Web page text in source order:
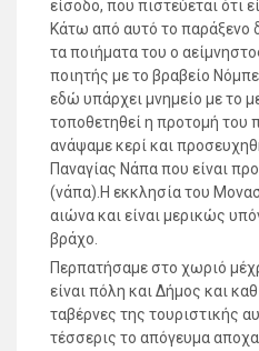
είσοδο, που πιστεύεται ότι
Κάτω από αυτό το παράξενο
τα ποιήματα του ο
ποιητής με το βραβείο
εδώ υπάρχει μνημείο με το
τοποθετηθεί η προτομή
ανάψαμε κερί και
Παναγίας Νάπα που είναι
(νάπα).Η εκκλησία του
αιώνα και είναι μερικώς
βράχο.
Περπατήσαμε στο χωριό
είναι πόλη και Δήμος και
ταβέρνες της τουριστικής
τέσσερις το απόγευμα